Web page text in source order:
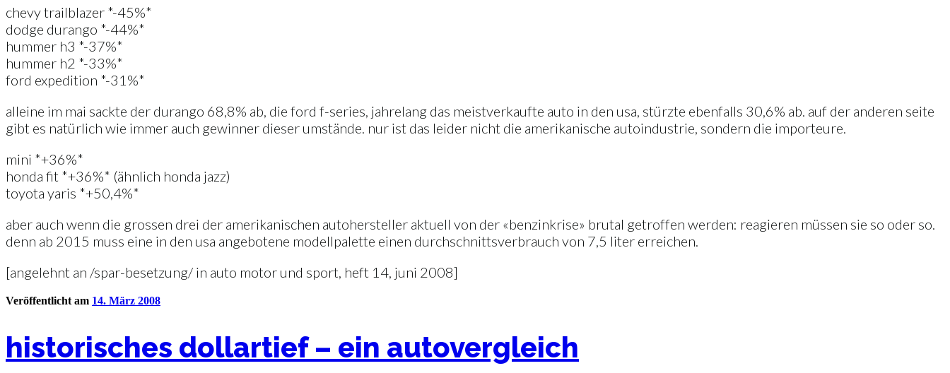
chevy trailblazer *-45%*
dodge durango *-44%*
hummer h3 *-37%*
hummer h2 *-33%*
ford expedition *-31%*
alleine im mai sackte der durango 68,8% ab, die ford f-series, jahrelang das meistverkaufte auto in den usa, stürzte ebenfalls 30,6% ab. auf der anderen seite
gibt es natürlich wie immer auch gewinner dieser umstände. nur ist das leider nicht die amerikanische autoindustrie, sondern die importeure.
mini *+36%*
honda fit *+36%* (ähnlich honda jazz)
toyota yaris *+50,4%*
aber auch wenn die grossen drei der amerikanischen autohersteller aktuell von der «benzinkrise» brutal getroffen werden: reagieren müssen sie so oder so.
denn ab 2015 muss eine in den usa angebotene modellpalette einen durchschnittsverbrauch von 7,5 liter erreichen.
[angelehnt an /spar-besetzung/ in auto motor und sport, heft 14, juni 2008]
Veröffentlicht am 14. März 2008
historisches dollartief – ein autovergleich